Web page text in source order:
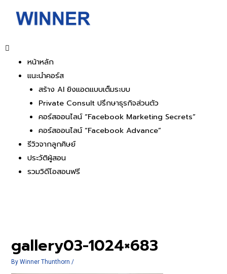
หน้าหลัก
แนะนำคอร์ส
สร้าง AI ยิงแอดแบบเต็มระบบ
Private Consult ปรึกษาธุรกิจส่วนตัว
คอร์สออนไลน์ “Facebook Marketing Secrets”
คอร์สออนไลน์ “Facebook Advance”
รีวิวจากลูกศิษย์
ประวัติผู้สอน
รวมวิดีโอสอนฟรี
gallery03-1024×683
ByWinner Thunthorn /